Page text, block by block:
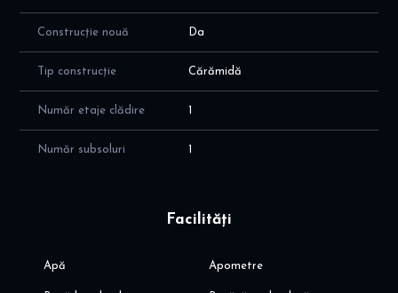
Construcție nouă Da
Tip construcție Cărămidă
Număr etaje clădire 1
Număr subsoluri 1
Facilități
Apă Apometre